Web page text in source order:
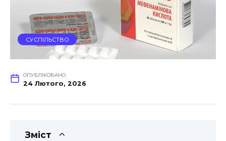
СУСПІЛЬСТВО
ОПУБЛІКОВАНО
24 Лютого, 2026
Зміст